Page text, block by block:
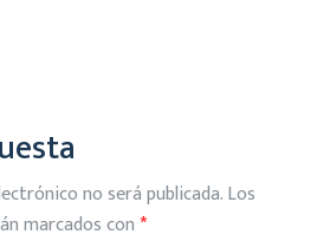
no será publicada.Los
marcados con*